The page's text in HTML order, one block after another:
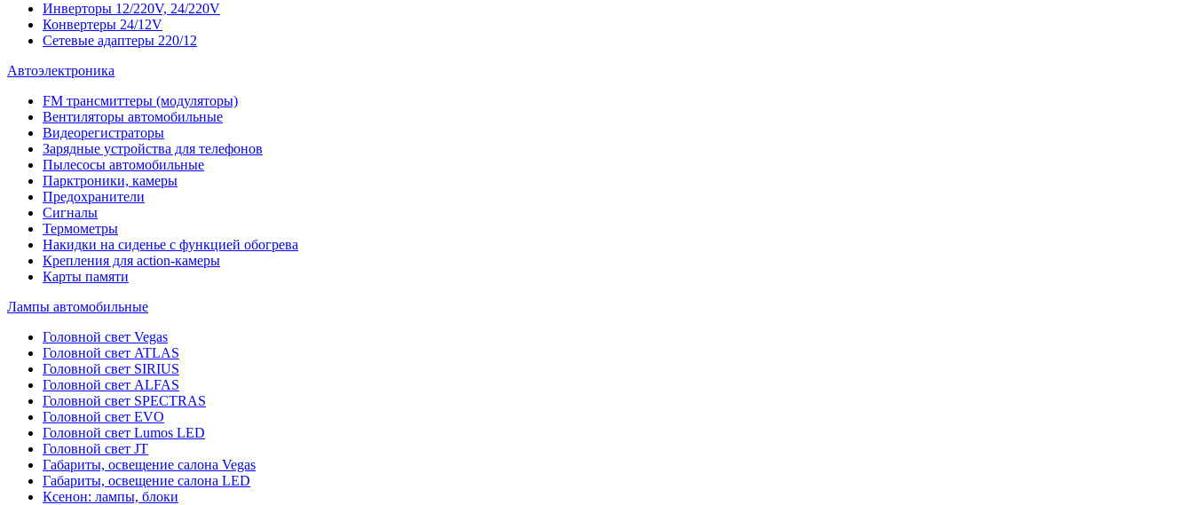
Инверторы 12/220V, 24/220V
Конвертеры 24/12V
Сетевые адаптеры 220/12
Автоэлектроника
FM трансмиттеры (модуляторы)
Вентиляторы автомобильные
Видеорегистраторы
Зарядные устройства для телефонов
Пылесосы автомобильные
Парктроники, камеры
Предохранители
Сигналы
Термометры
Накидки на сиденье с функцией обогрева
Крепления для action-камеры
Карты памяти
Лампы автомобильные
Головной свет Vegas
Головной свет ATLAS
Головной свет SIRIUS
Головной свет ALFAS
Головной свет SPECTRAS
Головной свет EVO
Головной свет Lumos LED
Головной свет JT
Габариты, освещение салона Vegas
Габариты, освещение салона LED
Ксенон: лампы, блоки